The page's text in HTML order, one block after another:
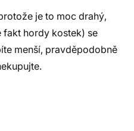
je to moc drahý,
fakt hordy kostek) se
menší, pravděpodobně